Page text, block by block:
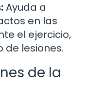
Ayuda a
en las
el ejercicio,
de lesiones.
de la